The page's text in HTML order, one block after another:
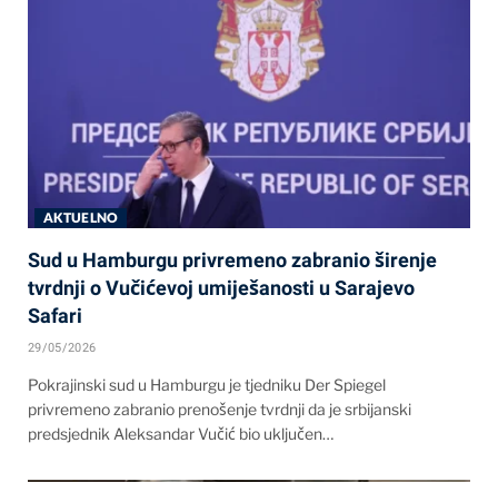
AKTUELNO
Sud u Hamburgu privremeno zabranio širenje
tvrdnji o Vučićevoj umiješanosti u Sarajevo
Safari
29/05/2026
Pokrajinski sud u Hamburgu je tjedniku Der Spiegel
privremeno zabranio prenošenje tvrdnji da je srbijanski
predsjednik Aleksandar Vučić bio uključen…